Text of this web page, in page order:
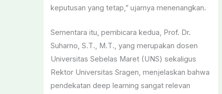
keputusan yang tetap,” ujarnya menenangkan.
Sementara itu, pembicara kedua, Prof. Dr.
Suharno, S.T., M.T., yang merupakan dosen
Universitas Sebelas Maret (UNS) sekaligus
Rektor Universitas Sragen, menjelaskan bahwa
pendekatan deep learning sangat relevan